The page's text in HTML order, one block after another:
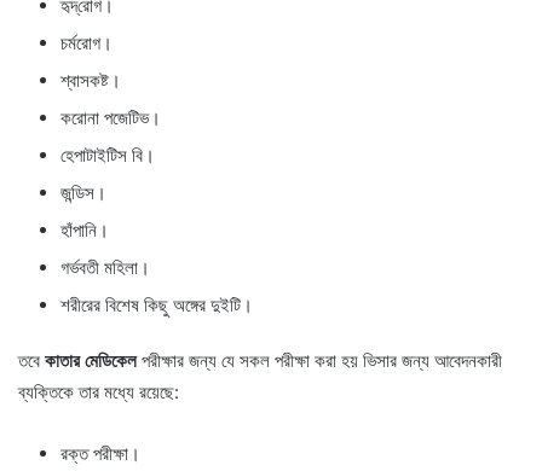
হৃদ্‌রোগ।
চর্মরোগ।
শ্বাসকষ্ট।
করোনা পজেটিভ।
হেপাটাইটিস বি।
জন্ডিস।
হাঁপানি।
গর্ভবতী মহিলা।
শরীরের বিশেষ কিছু অঙ্গের দুইটি।
তবে কাতার মেডিকেলপরীক্ষার জন্য যে সকল পরীক্ষা করা হয় ভিসার জন্য আবেদনকারী
ব্যক্তিকে তার মধ্যে রয়েছে:
রক্ত পরীক্ষা।